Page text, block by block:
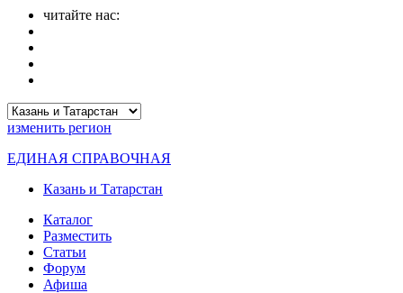
читайте нас:
изменить регион
ЕДИНАЯ СПРАВОЧНАЯ
Казань и Татарстан
Каталог
Разместить
Статьи
Форум
Афиша